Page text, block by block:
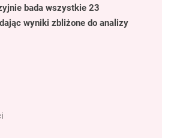
bada wszystkie 23
wyniki zbliżone do analizy